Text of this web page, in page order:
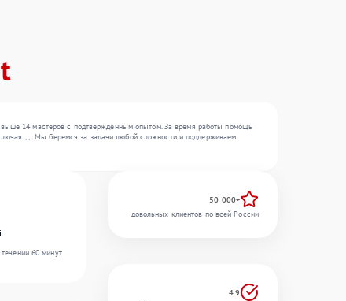
14 мастеров с подтвержденным опытом. За время работы помощь
, , . Мы беремся за задачи любой сложности и поддерживаем
60 минут.
50 000+
довольных клиентов по всей России
4.9